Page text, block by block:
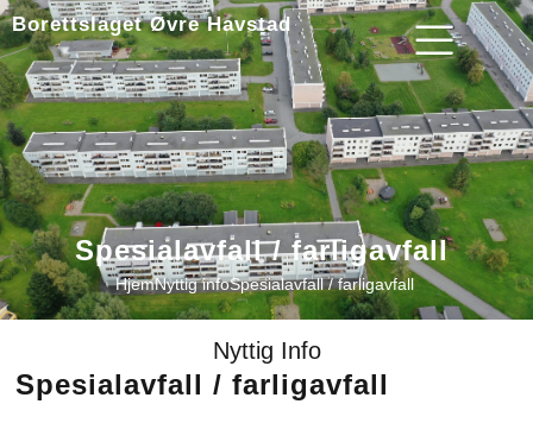
Borettslaget Øvre Havstad
Spesialavfall / farligavfall
HjemNyttig infoSpesialavfall / farligavfall
Nyttig Info
Spesialavfall / farligavfall